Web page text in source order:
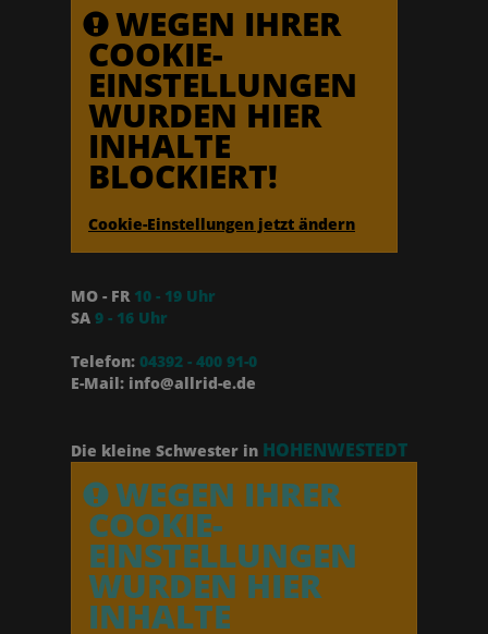
WEGEN IHRER
COOKIE-
EINSTELLUNGEN
WURDEN HIER
INHALTE
BLOCKIERT!
Cookie-Einstellungen jetzt ändern
MO - FR 10 - 19 Uhr
SA 9 - 16 Uhr
Telefon: 04392 - 400 91-0
E-Mail: info@allrid-e.de
Die kleine Schwester in HOHENWESTEDT
WEGEN IHRER
COOKIE-
EINSTELLUNGEN
WURDEN HIER
INHALTE